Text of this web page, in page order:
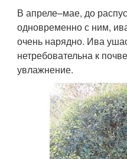
В апреле–мае, до
одновременно с ним,
очень нарядно. Ива
нетребовательна к
увлажнение.